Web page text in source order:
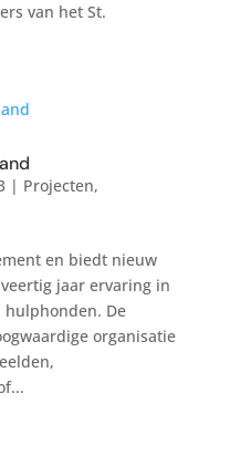
van het St.
| Projecten,
en biedt nieuw
jaar ervaring in
hulphonden. De
organisatie